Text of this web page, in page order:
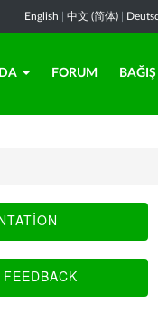
English 中文 (简体)
FORUM